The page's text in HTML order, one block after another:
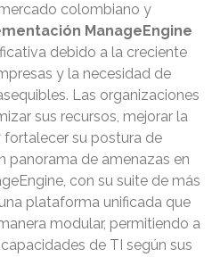
colombiano y
ManageEngine
debido a la creciente
y la necesidad de
Las organizaciones
sus recursos, mejorar la
fortalecer su postura de
panorama de amenazas en
con su suite de más
plataforma unificada que
modular, permitiendo a
de TI según sus